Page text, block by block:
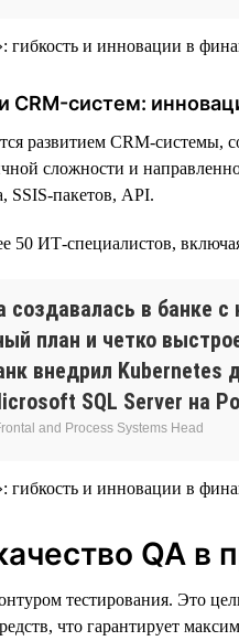
CRM-систем:
развитием CRM-системы,
сложности и
пакетов, API.
50 ИТ-специалистов,
создавалась в банке
план и четко
внедрил Kubernetes
SQL Server на
and Process Systems Head
QA в
тестирования. Это
что гарантирует